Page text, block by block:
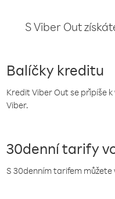
S Viber Out
Balíčky kreditu
Kredit Viber Out se připíše
Viber.
30denní tarify
S 30denním tarifem